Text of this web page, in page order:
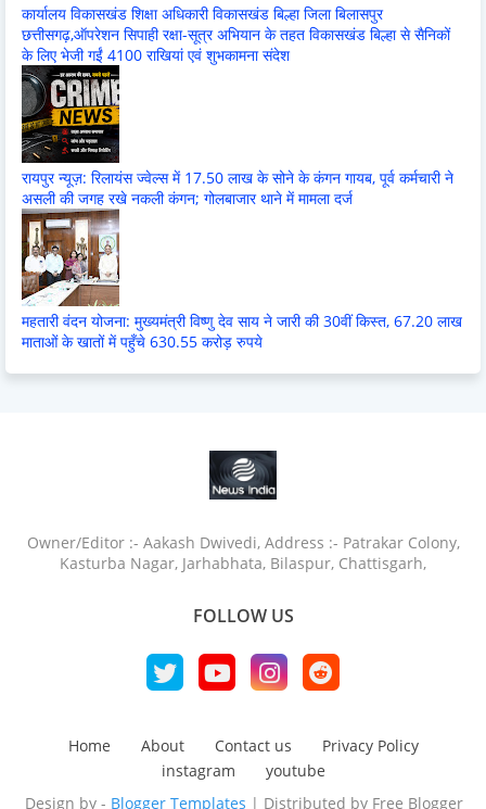
कार्यालय विकासखंड शिक्षा अधिकारी विकासखंड बिल्हा जिला बिलासपुर
छत्तीसगढ़,ऑपरेशन सिपाही रक्षा-सूत्र अभियान के तहत विकासखंड बिल्हा से सैनिकों
के लिए भेजी गईं 4100 राखियां एवं शुभकामना संदेश
रायपुर न्यूज़: रिलायंस ज्वेल्स में 17.50 लाख के सोने के कंगन गायब, पूर्व कर्मचारी ने
असली की जगह रखे नकली कंगन; गोलबाजार थाने में मामला दर्ज
महतारी वंदन योजना: मुख्यमंत्री विष्णु देव साय ने जारी की 30वीं किस्त, 67.20 लाख
माताओं के खातों में पहुँचे 630.55 करोड़ रुपये
Owner/Editor :- Aakash Dwivedi, Address :- Patrakar Colony,
Kasturba Nagar, Jarhabhata, Bilaspur, Chattisgarh,
FOLLOW US
Home About Contact us
Privacy Policy
instagram
youtube
Design by - Blogger Templates | Distributed by Free Blogger